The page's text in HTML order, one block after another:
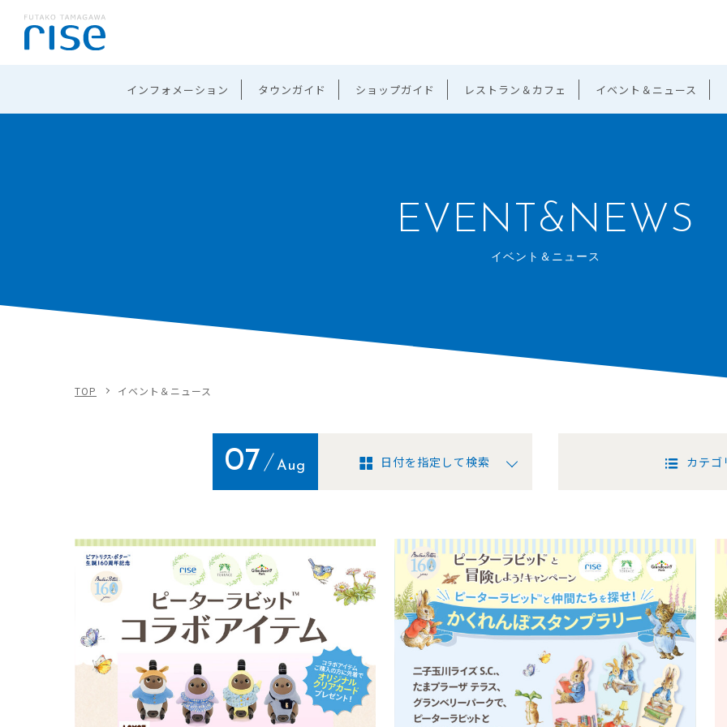
インフォメーション タウンガイド ショップガイド レストラン＆カフェ イベント＆ニュース
EVENT&NEWS
イベント＆ニュース
TOP イベント＆ニュース
07 Aug 日付を指定して検索 カテゴ